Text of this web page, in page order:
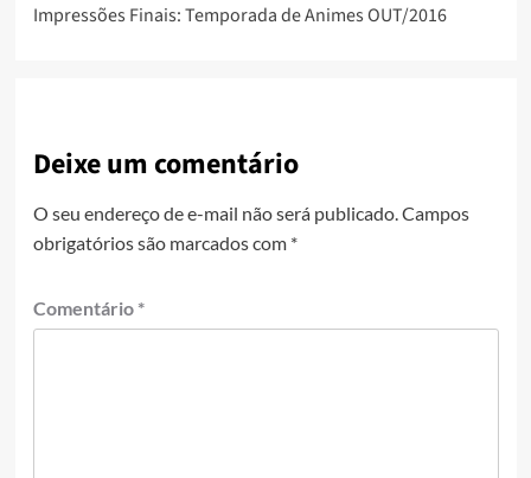
Impressões Finais: Temporada de Animes OUT/2016
Deixe um comentário
O seu endereço de e-mail não será publicado. Campos
obrigatórios são marcados com *
Comentário *